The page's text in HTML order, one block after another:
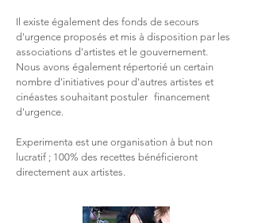
Il existe également des fonds de secours
d'urgence proposés et mis à disposition par les
associations d'artistes et le gouvernement.
Nous avons également répertorié un certain
nombre d'initiatives pour d'autres artistes et
cinéastes souhaitant postuler financement
d'urgence.
Experimenta est une organisation à but non
lucratif ; 100% des recettes bénéficieront
directement aux artistes.